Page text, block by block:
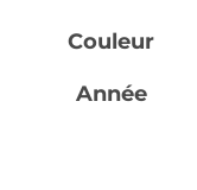
149,00€.
Couleur
Année